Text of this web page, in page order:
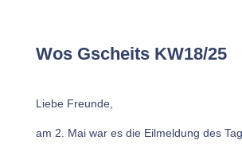
Wos Gscheits KW18/25
Liebe Freunde,
am 2. Mai war es die Eilmeldung des